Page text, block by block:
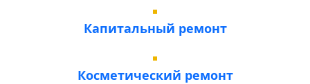
Капитальный ремонт
Косметический ремонт